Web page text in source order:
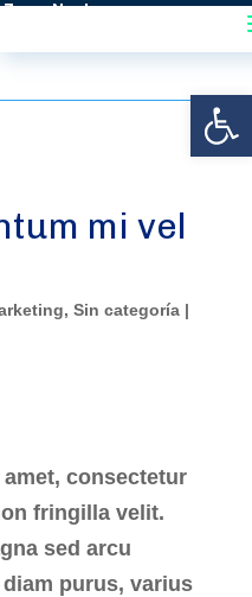
Abrir
Norte
mi vel
, Sin categoría|
consectetur
fringilla velit.
sed arcu
purus, varius